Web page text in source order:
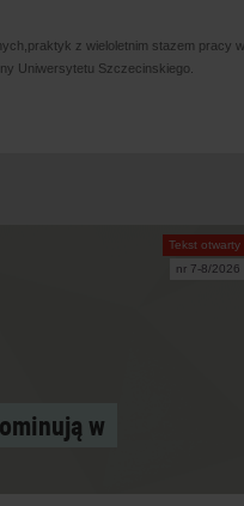
z wieloletnim stazem pracy
Uniwersytetu Szczecinskiego.
Tekst otwarty
nr 7-8/2026
w